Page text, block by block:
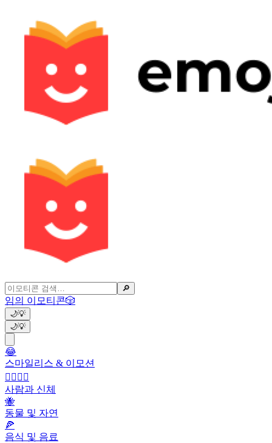
🔎
임의 이모티콘🎲
🌙💡
🌙💡
😂
스마일리스 & 이모션
👩‍❤️‍💋‍👨
사람과 신체
🐝
동물 및 자연
🍕
음식 및 음료